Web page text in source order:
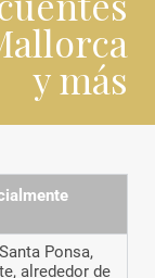
y más
Ponsa,
alrededor de